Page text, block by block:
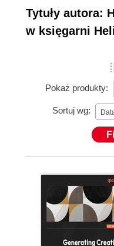
Tytuły autora:
w księgarni
Pokaż produkty:
Sortuj wg: